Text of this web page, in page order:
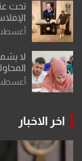
تحت
أغسطس 6,
لا
أو
أغسطس 6,
اخر الاخبار